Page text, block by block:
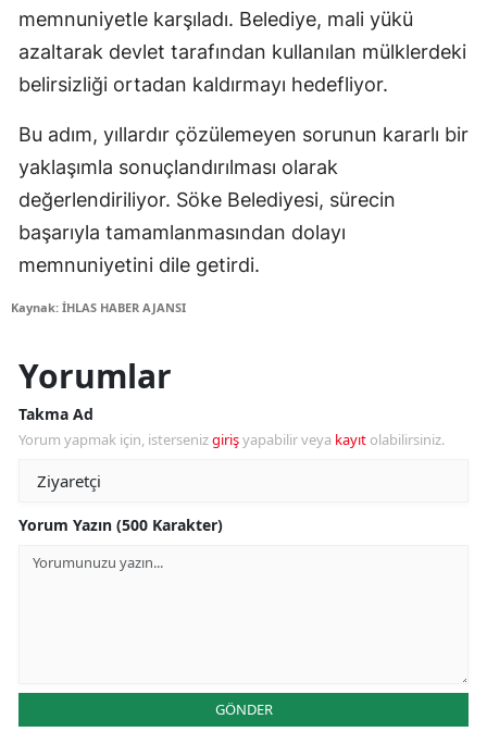
memnuniyetle karşıladı. Belediye, mali yükü
azaltarak devlet tarafından kullanılan mülklerdeki
belirsizliği ortadan kaldırmayı hedefliyor.
Bu adım, yıllardır çözülemeyen sorunun kararlı bir
yaklaşımla sonuçlandırılması olarak
değerlendiriliyor. Söke Belediyesi, sürecin
başarıyla tamamlanmasından dolayı
memnuniyetini dile getirdi.
Kaynak: İHLAS HABER AJANSI
Yorumlar
Takma Ad
Yorum yapmak için, istersenizgirişyapabilir veya kayıt olabilirsiniz.
Yorum Yazın (500 Karakter)
GÖNDER